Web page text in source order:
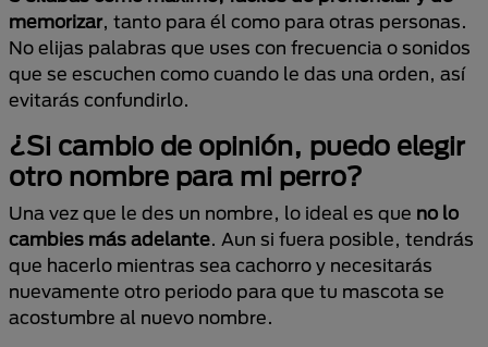
memorizar, tanto para él como para otras personas.
No elijas palabras que uses con frecuencia o sonidos
que se escuchen como cuando le das una orden, así
evitarás confundirlo.
¿Si cambio de opinión, puedo elegir
otro nombre para mi perro?
Una vez que le des un nombre, lo ideal es que no lo
cambies más adelante. Aun si fuera posible, tendrás
que hacerlo mientras sea cachorro y necesitarás
nuevamente otro periodo para que tu mascota se
acostumbre al nuevo nombre.